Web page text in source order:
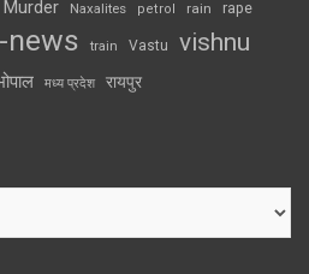
Murder Naxalites petrol rain rape
news train Vastu vishnu
मध्य प्रदेश रायपुर